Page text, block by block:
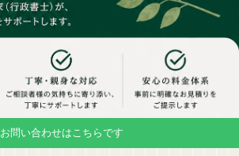
お問い合わせはこちらです